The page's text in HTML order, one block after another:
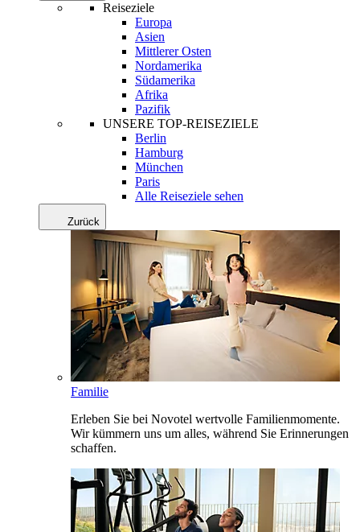
Reiseziele
Europa
Asien
Mittlerer Osten
Nordamerika
Südamerika
Afrika
Pazifik
UNSERE TOP-REISEZIELE
Berlin
Hamburg
München
Paris
Alle Reiseziele sehen
Zurück
Familie
Erleben Sie bei Novotel wertvolle Familienmomente.
Wir kümmern uns um alles, während Sie Erinnerungen
schaffen.